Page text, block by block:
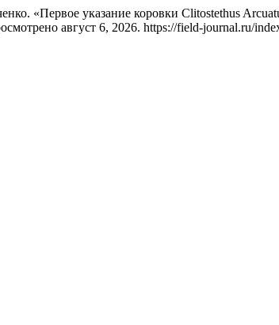
«Первое указание коровки Clitostethus
август 6, 2026. https://field-journal.ru/